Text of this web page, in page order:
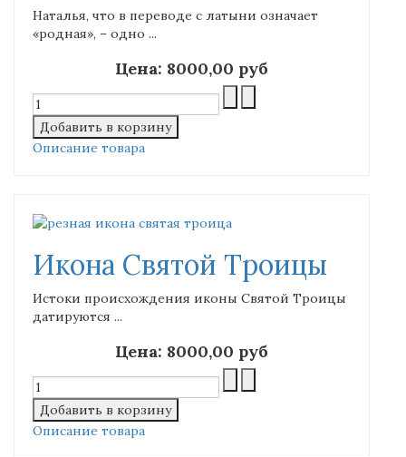
Наталья, что в переводе с латыни означает
«родная», – одно ...
Цена: 8000,00 руб
Описание товара
Икона Святой Троицы
Истоки происхождения иконы Святой Троицы
датируются ...
Цена: 8000,00 руб
Описание товара